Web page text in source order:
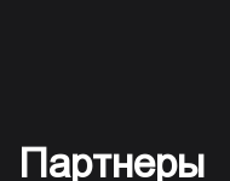
Партнеры